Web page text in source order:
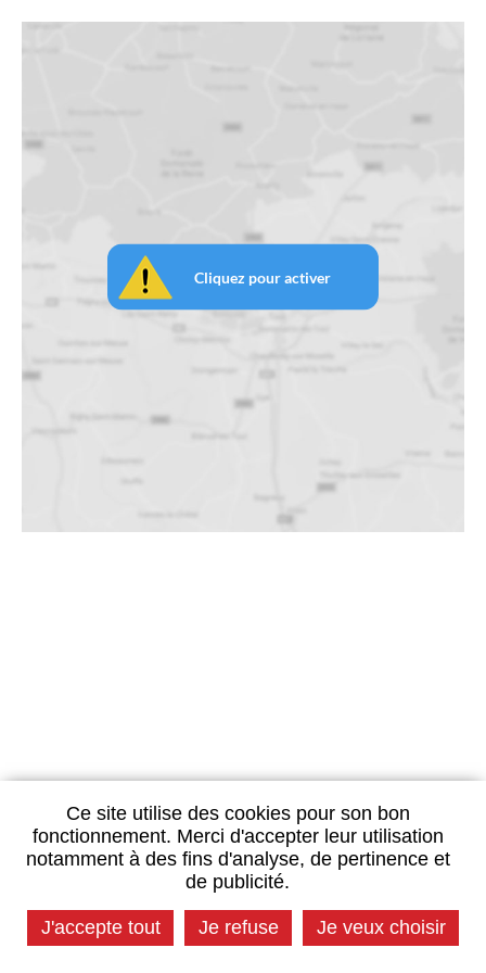
Ce site utilise des cookies pour son bon
fonctionnement. Merci d'accepter leur utilisation
notamment à des fins d'analyse, de pertinence et
de publicité.
J'accepte tout Je refuse Je veux choisir
Cliquez pour activer